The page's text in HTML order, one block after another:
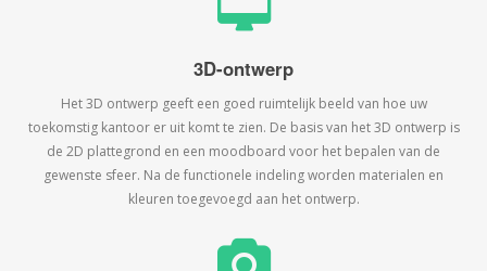
3D-ontwerp
Het 3D ontwerp geeft een goed ruimtelijk beeld van hoe uw
toekomstig kantoor er uit komt te zien. De basis van het 3D ontwerp is
de 2D plattegrond en een moodboard voor het bepalen van de
gewenste sfeer. Na de functionele indeling worden materialen en
kleuren toegevoegd aan het ontwerp.